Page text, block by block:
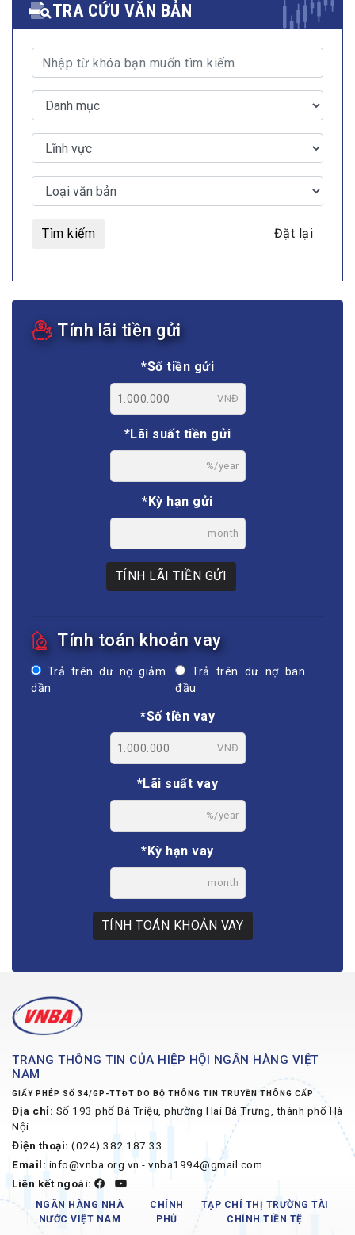
TRA CỨU VĂN BẢN
Tìm kiếm Đặt lại
Tính lãi tiền gửi
*Số tiền gửi
VNĐ
*Lãi suất tiền gửi
%/year
*Kỳ hạn gửi
month
TÍNH LÃI TIỀN GỬI
Tính toán khoản vay
Trả trên dư nợ giảm
dần
Trả trên dư nợ ban
đầu
*Số tiền vay
VNĐ
*Lãi suất vay
%/year
*Kỳ hạn vay
month
TÍNH TOÁN KHOẢN VAY
TRANG THÔNG TIN CỦA HIỆP HỘI NGÂN HÀNG VIỆT
NAM
GIẤY PHÉP SỐ 34/GP-TTĐT DO BỘ THÔNG TIN TRUYỀN THÔNG CẤP
Địa chỉ: Số 193 phố Bà Triệu, phường Hai Bà Trưng, thành phố Hà
Nội
Điện thoại: (024) 382 187 33
Email: info@vnba.org.vn - vnba1994@gmail.com
Liên kết ngoài:
NGÂN HÀNG NHÀ
NƯỚC VIỆT NAM
CHÍNH
PHỦ
TẠP CHÍ THỊ TRƯỜNG TÀI
CHÍNH TIỀN TỆ